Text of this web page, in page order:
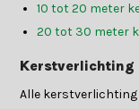
10 tot 20 meter
20 tot 30 meter
Kerstverlichting
Alle